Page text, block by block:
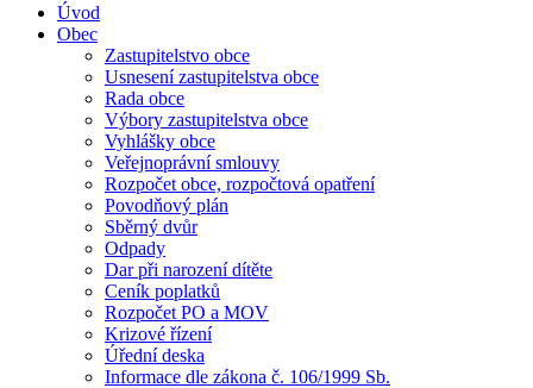
Úvod
Obec
Zastupitelstvo obce
Usnesení zastupitelstva obce
Rada obce
Výbory zastupitelstva obce
Vyhlášky obce
Veřejnoprávní smlouvy
Rozpočet obce, rozpočtová opatření
Povodňový plán
Sběrný dvůr
Odpady
Dar při narození dítěte
Ceník poplatků
Rozpočet PO a MOV
Krizové řízení
Úřední deska
Informace dle zákona č. 106/1999 Sb.